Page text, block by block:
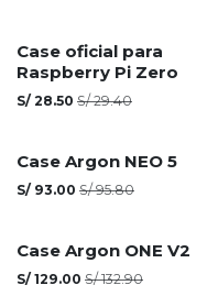
Case oficial para
Raspberry Pi Zero
S/ 28.50 S/29.40
Case Argon NEO 5
S/ 93.00 S/95.80
Agotado
Case Argon ONE V2
S/ 129.00 S/132.90